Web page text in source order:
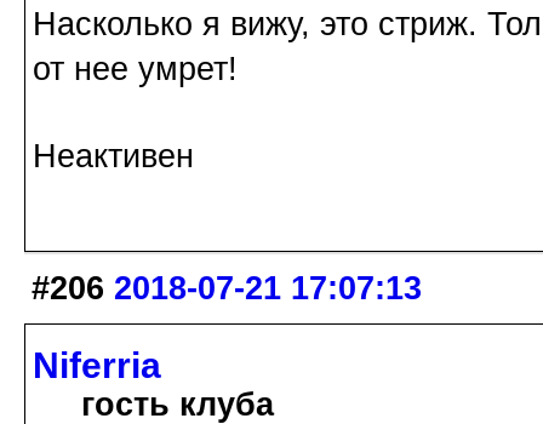
Насколько я вижу, это стриж.
от нее умрет!
Неактивен
#206 2018-07-21 17:07:13
Niferria
гость клуба